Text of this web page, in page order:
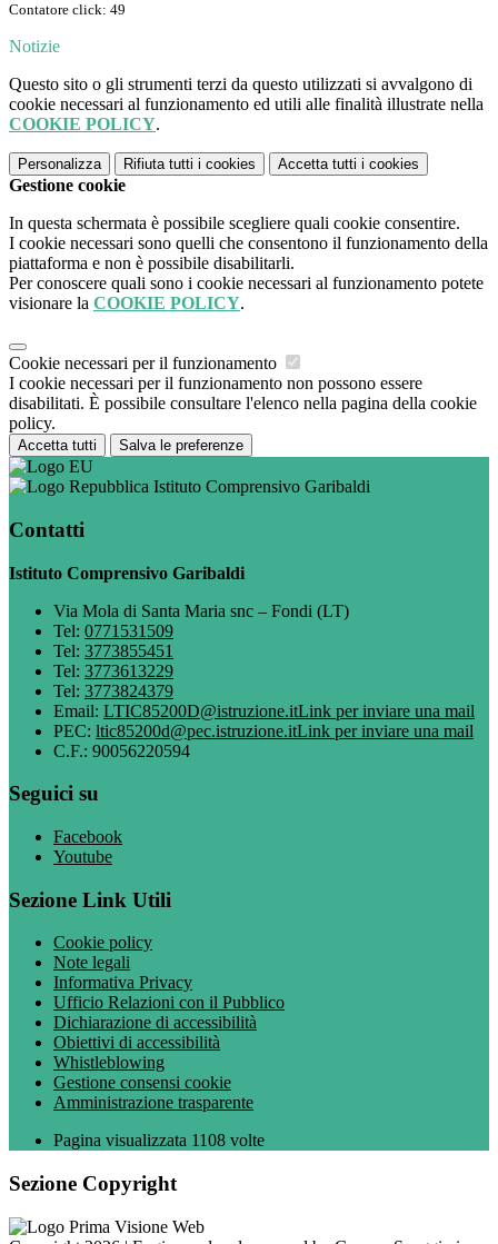
Contatore click: 49
Notizie
Questo sito o gli strumenti terzi da questo utilizzati si avvalgono di
cookie necessari al funzionamento ed utili alle finalità illustrate nella
COOKIE POLICY.
Personalizza Rifiuta tutti i cookies Accetta tutti i cookies
Gestione cookie
In questa schermata è possibile scegliere quali cookie consentire.
I cookie necessari sono quelli che consentono il funzionamento della
piattaforma e non è possibile disabilitarli.
Per conoscere quali sono i cookie necessari al funzionamento potete
visionare la COOKIE POLICY.
Cookie necessari per il funzionamento
I cookie necessari per il funzionamento non possono essere
disabilitati. È possibile consultare l'elenco nella pagina della cookie
policy.
Accetta tutti Salva le preferenze
Istituto Comprensivo Garibaldi
Contatti
Istituto Comprensivo Garibaldi
Via Mola di Santa Maria snc – Fondi (LT)
Tel: 0771531509
Tel: 3773855451
Tel: 3773613229
Tel: 3773824379
Email: LTIC85200D@istruzione.itLink per inviare una mail
PEC: ltic85200d@pec.istruzione.itLink per inviare una mail
C.F.: 90056220594
Seguici su
Facebook
Youtube
Sezione Link Utili
Cookie policy
Note legali
Informativa Privacy
Ufficio Relazioni con il Pubblico
Dichiarazione di accessibilità
Obiettivi di accessibilità
Whistleblowing
Gestione consensi cookie
Amministrazione trasparente
Pagina visualizzata 1108 volte
Sezione Copyright